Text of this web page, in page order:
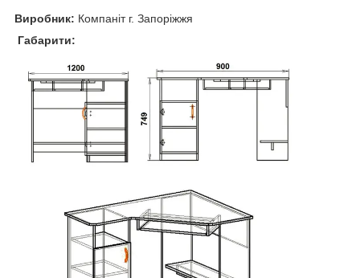
Виробник: Компаніт г. Запоріжжя
Габарити: